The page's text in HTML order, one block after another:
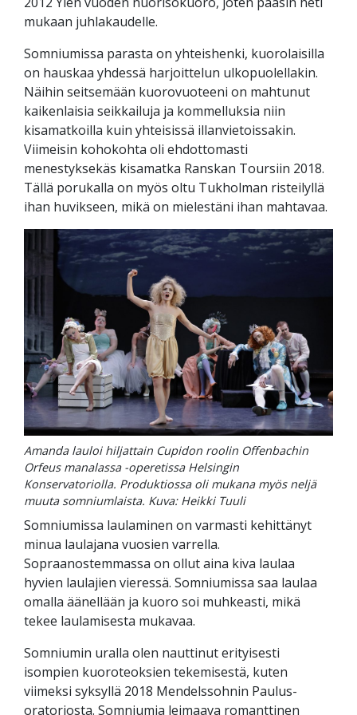
mukaan juhlakaudelle.
Somniumissa parasta on yhteishenki, kuorolaisilla
on hauskaa yhdessä harjoittelun ulkopuolellakin.
Näihin seitsemään kuorovuoteeni on mahtunut
kaikenlaisia seikkailuja ja kommelluksia niin
kisamatkoilla kuin yhteisissä illanvietoissakin.
Viimeisin kohokohta oli ehdottomasti
menestyksekäs kisamatka Ranskan Toursiin 2018.
Tällä porukalla on myös oltu Tukholman risteilyllä
ihan huvikseen, mikä on mielestäni ihan mahtavaa.
Amanda lauloi hiljattain Cupidon roolin Offenbachin
Orfeus manalassa -operetissa Helsingin
Konservatoriolla. Produktiossa oli mukana myös neljä
muuta somniumlaista. Kuva: Heikki Tuuli
Somniumissa laulaminen on varmasti kehittänyt
minua laulajana vuosien varrella.
Sopraanostemmassa on ollut aina kiva laulaa
hyvien laulajien vieressä. Somniumissa saa laulaa
omalla äänellään ja kuoro soi muhkeasti, mikä
tekee laulamisesta mukavaa.
Somniumin uralla olen nauttinut erityisesti
isompien kuoroteoksien tekemisestä, kuten
viimeksi syksyllä 2018 Mendelssohnin Paulus-
oratoriosta. Somniumia leimaava romanttinen